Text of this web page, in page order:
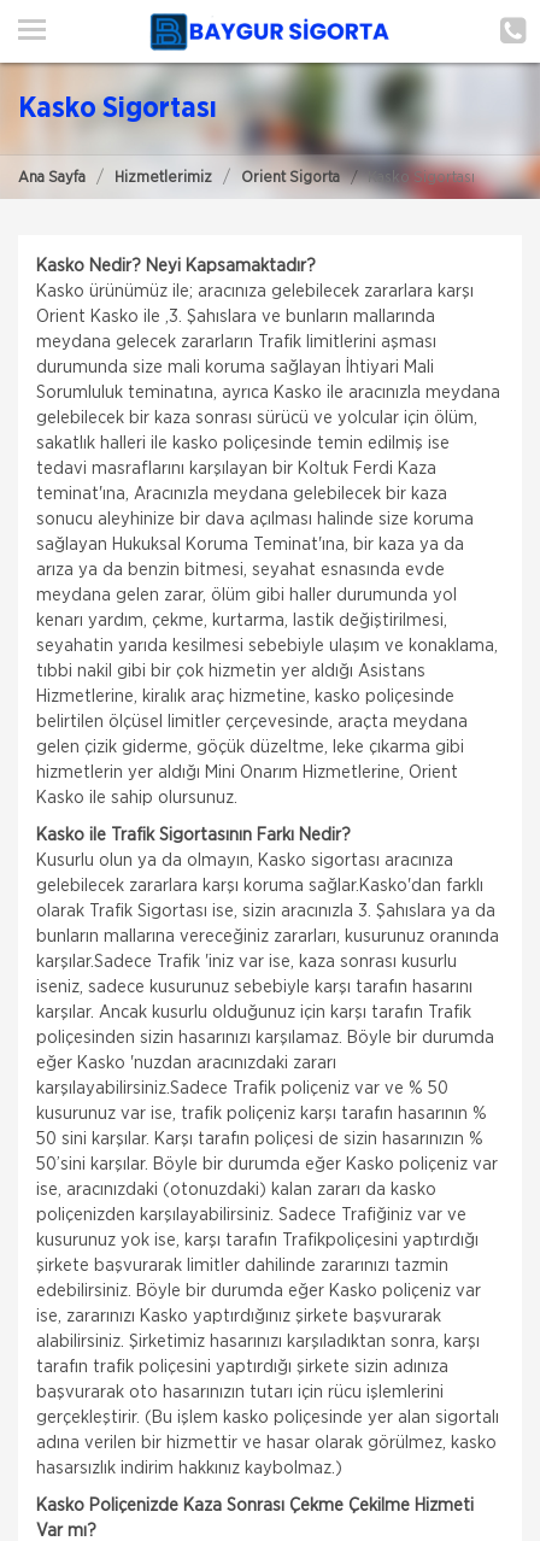
ANA SAYFA
HİZMETLERİMİZ
ŞUBELERIMIZ
ŞUBE BAŞVURUSU
Kasko Sigortası
Ana Sayfa Hizmetlerimiz Orient Sigorta Kasko Sigortası
Kasko Nedir? Neyi Kapsamaktadır?
Kasko ürünümüz ile; aracınıza gelebilecek zararlara karşı
Orient Kasko ile ,3. Şahıslara ve bunların mallarında
meydana gelecek zararların Trafik limitlerini aşması
durumunda size mali koruma sağlayan İhtiyari Mali
Sorumluluk teminatına, ayrıca Kasko ile aracınızla meydana
gelebilecek bir kaza sonrası sürücü ve yolcular için ölüm,
sakatlık halleri ile kasko poliçesinde temin edilmiş ise
tedavi masraflarını karşılayan bir Koltuk Ferdi Kaza
teminat'ına, Aracınızla meydana gelebilecek bir kaza
sonucu aleyhinize bir dava açılması halinde size koruma
sağlayan Hukuksal Koruma Teminat'ına, bir kaza ya da
arıza ya da benzin bitmesi, seyahat esnasında evde
meydana gelen zarar, ölüm gibi haller durumunda yol
kenarı yardım, çekme, kurtarma, lastik değiştirilmesi,
seyahatin yarıda kesilmesi sebebiyle ulaşım ve konaklama,
tıbbi nakil gibi bir çok hizmetin yer aldığı Asistans
Hizmetlerine, kiralık araç hizmetine, kasko poliçesinde
belirtilen ölçüsel limitler çerçevesinde, araçta meydana
gelen çizik giderme, göçük düzeltme, leke çıkarma gibi
hizmetlerin yer aldığı Mini Onarım Hizmetlerine, Orient
Kasko ile sahip olursunuz.
Kasko ile Trafik Sigortasının Farkı Nedir?
Kusurlu olun ya da olmayın, Kasko sigortası aracınıza
gelebilecek zararlara karşı koruma sağlar.Kasko'dan farklı
olarak Trafik Sigortası ise, sizin aracınızla 3. Şahıslara ya da
bunların mallarına vereceğiniz zararları, kusurunuz oranında
karşılar.Sadece Trafik 'iniz var ise, kaza sonrası kusurlu
iseniz, sadece kusurunuz sebebiyle karşı tarafın hasarını
karşılar. Ancak kusurlu olduğunuz için karşı tarafın Trafik
poliçesinden sizin hasarınızı karşılamaz. Böyle bir durumda
eğer Kasko 'nuzdan aracınızdaki zararı
karşılayabilirsiniz.Sadece Trafik poliçeniz var ve % 50
kusurunuz var ise, trafik poliçeniz karşı tarafın hasarının %
50 sini karşılar. Karşı tarafın poliçesi de sizin hasarınızın %
50’sini karşılar. Böyle bir durumda eğer Kasko poliçeniz var
ise, aracınızdaki (otonuzdaki) kalan zararı da kasko
poliçenizden karşılayabilirsiniz. Sadece Trafiğiniz var ve
kusurunuz yok ise, karşı tarafın Trafikpoliçesini yaptırdığı
şirkete başvurarak limitler dahilinde zararınızı tazmin
edebilirsiniz. Böyle bir durumda eğer Kasko poliçeniz var
ise, zararınızı Kasko yaptırdığınız şirkete başvurarak
alabilirsiniz. Şirketimiz hasarınızı karşıladıktan sonra, karşı
tarafın trafik poliçesini yaptırdığı şirkete sizin adınıza
başvurarak oto hasarınızın tutarı için rücu işlemlerini
gerçekleştirir. (Bu işlem kasko poliçesinde yer alan sigortalı
adına verilen bir hizmettir ve hasar olarak görülmez, kasko
hasarsızlık indirim hakkınız kaybolmaz.)
Kasko Poliçenizde Kaza Sonrası Çekme Çekilme Hizmeti
Var mı?